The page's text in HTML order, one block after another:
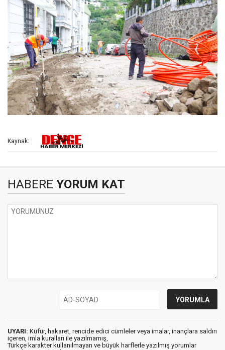
Kaynak:
HABERE YORUM KAT
UYARI: Küfür, hakaret, rencide edici cümleler veya imalar, inançlara saldırı
içeren, imla kuralları ile yazılmamış,
Türkçe karakter kullanılmayan ve büyük harflerle yazılmış yorumlar